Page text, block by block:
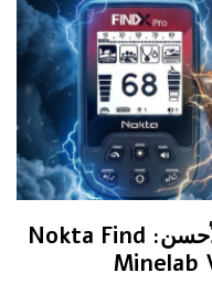
تحليل الخبراء وتصنيف مين الأحسن: Nokta Find